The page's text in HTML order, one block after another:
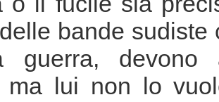
bande sudiste
guerra, devono
ma lui non lo